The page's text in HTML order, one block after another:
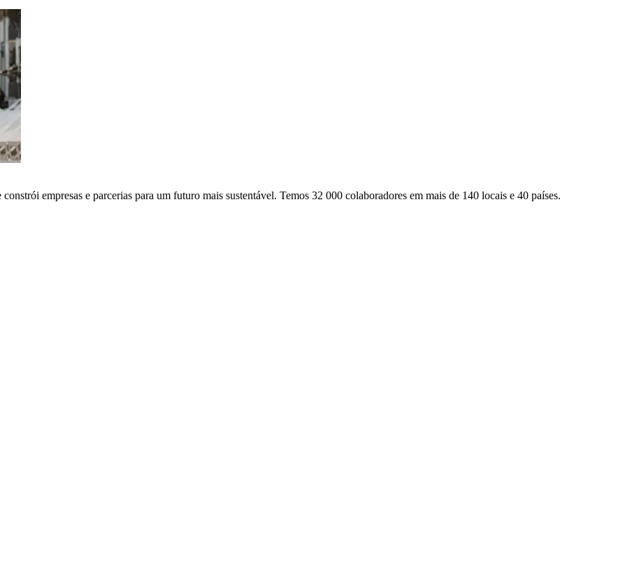
empresas e parcerias para um futuro mais sustentável. Temos 32 000 colaboradores em mais de 140 locais e 40 países.